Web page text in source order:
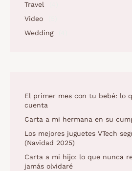
Travel
Video
Wedding
El primer mes con tu bebé: lo
cuenta
Carta a mi hermana en su
Los mejores juguetes VTech
(Navidad 2025)
Carta a mi hijo: lo que nunca
jamás olvidaré